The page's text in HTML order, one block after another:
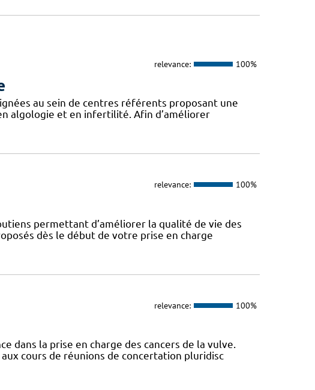
relevance: 100%
au sein de centres référents proposant une
algologie et en infertilité. Afin d’améliorer
relevance: 100%
permettant d’améliorer la qualité de vie des
dès le début de votre prise en charge
relevance: 100%
dans la prise en charge des cancers de la vulve.
cours de réunions de concertation pluridisc